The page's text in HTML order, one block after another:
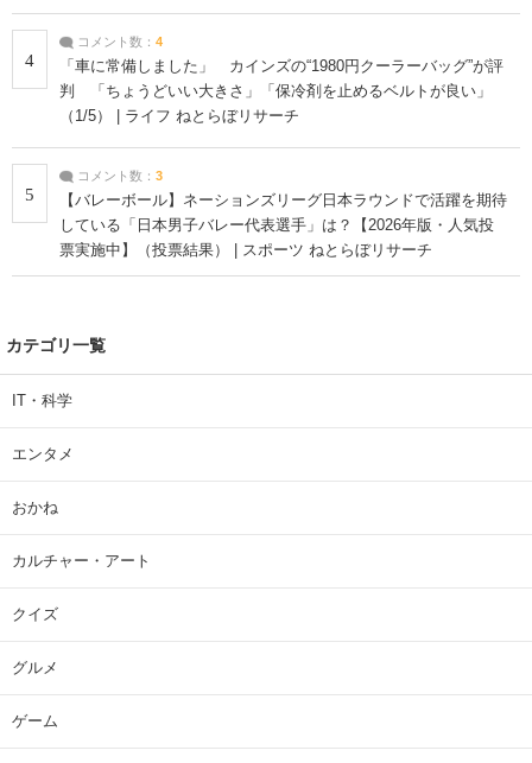
4
コメント数： 4
「車に常備しました」 カインズの“1980円クーラーバッグ”が評
判 「ちょうどいい大きさ」「保冷剤を止めるベルトが良い」
（1/5） | ライフ ねとらぼリサーチ
5
コメント数： 3
【バレーボール】ネーションズリーグ日本ラウンドで活躍を期待
している「日本男子バレー代表選手」は？【2026年版・人気投
票実施中】（投票結果） | スポーツ ねとらぼリサーチ
カテゴリ一覧
IT・科学
エンタメ
おかね
カルチャー・アート
クイズ
グルメ
ゲーム